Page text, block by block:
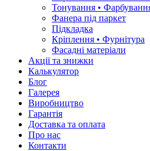
Тонування •
Фанера під паркет
Підкладка
Кріплення • Фурнітура
Фасадні матеріали
Акції та знижки
Калькулятор
Блог
Галерея
Виробництво
Гарантія
Доставка та оплата
Про нас
Контакти